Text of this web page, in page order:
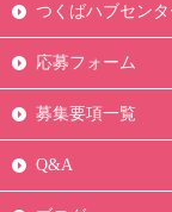
つくばハブセンタ
応募フォーム
募集要項一覧
Q&A